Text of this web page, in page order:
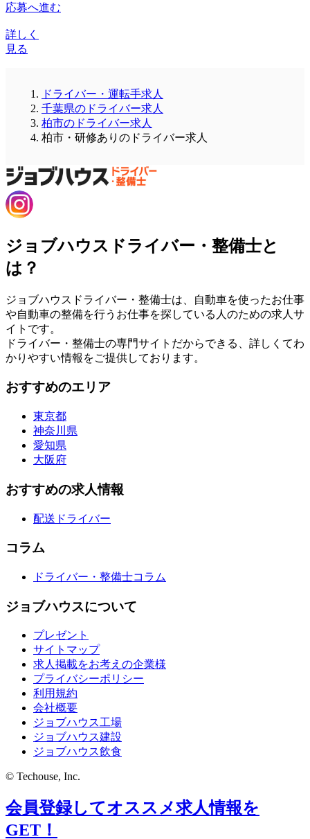
応募へ進む
詳しく
見る
ドライバー・運転手求人
千葉県のドライバー求人
柏市のドライバー求人
柏市・研修ありのドライバー求人
ジョブハウスドライバー・整備士と
は？
ジョブハウスドライバー・整備士は、自動車を使ったお仕事
や自動車の整備を行うお仕事を探している人のための求人サ
イトです。
ドライバー・整備士の専門サイトだからできる、詳しくてわ
かりやすい情報をご提供しております。
おすすめのエリア
東京都
神奈川県
愛知県
大阪府
おすすめの求人情報
配送ドライバー
コラム
ドライバー・整備士コラム
ジョブハウスについて
プレゼント
サイトマップ
求人掲載をお考えの企業様
プライバシーポリシー
利用規約
会社概要
ジョブハウス工場
ジョブハウス建設
ジョブハウス飲食
© Techouse, Inc.
会員登録してオススメ求人情報を
GET！